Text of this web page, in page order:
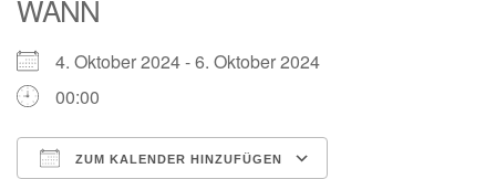
WANN
4. Oktober 2024 - 6. Oktober 2024
00:00
ZUM KALENDER HINZUFÜGEN